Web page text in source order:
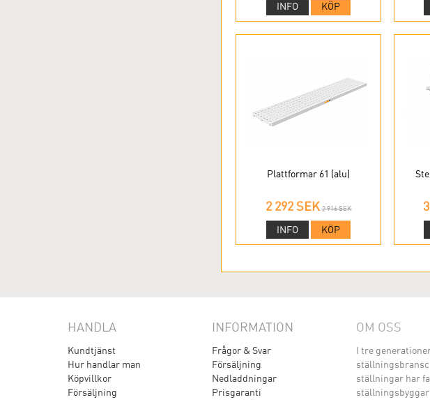
INFO KÖP
Plattformar 61 (alu)
2 292 SEK 2 916 SEK
INFO KÖP
HANDLA
Kundtjänst
Hur handlar man
Köpvillkor
Försäljning
INFORMATION
Frågor & Svar
Försäljning
Nedladdningar
Prisgaranti
OM OSS
I tre
ställningar har